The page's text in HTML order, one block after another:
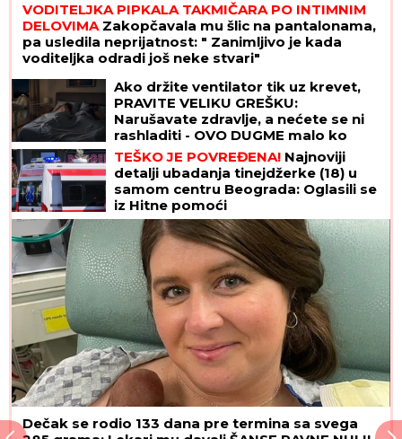
VODITELJKA PIPKALA TAKMIČARA PO INTIMNIM
DELOVIMAZakopčavala mu šlic na pantalonama,
pa usledila neprijatnost: " Zanimljivo je kada
voditeljka odradi još neke stvari"
Ako držite ventilator tik uz krevet,
PRAVITE VELIKU GREŠKU:
Narušavate zdravlje, a nećete se ni
rashladiti - OVO DUGME malo ko
koristi, a pravi najveću razliku
TEŠKO JE POVREĐENA! Najnoviji
detalji ubadanja tinejdžerke (18) u
samom centru Beograda: Oglasili se
iz Hitne pomoći
Dečak se rodio 133 dana pre termina sa svega